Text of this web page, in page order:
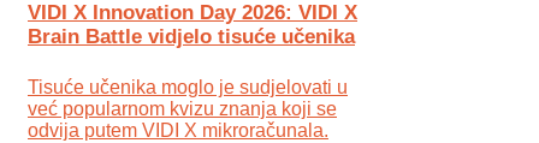
VIDI X Innovation Day 2026: VIDI X
Brain Battle vidjelo tisuće učenika
Tisuće učenika moglo je sudjelovati u
već popularnom kvizu znanja koji se
odvija putem VIDI X mikroračunala.